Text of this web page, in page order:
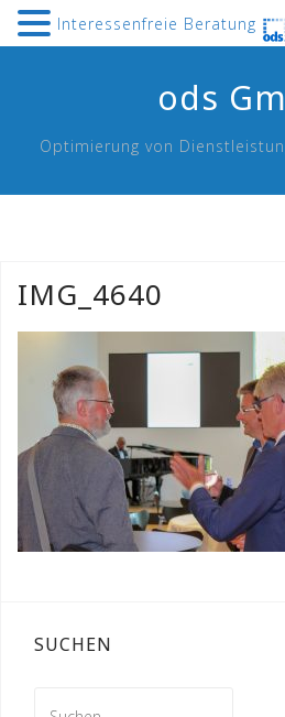
ods
Optimierung von
IMG_4640
SUCHEN
Interessenfreie Beratung